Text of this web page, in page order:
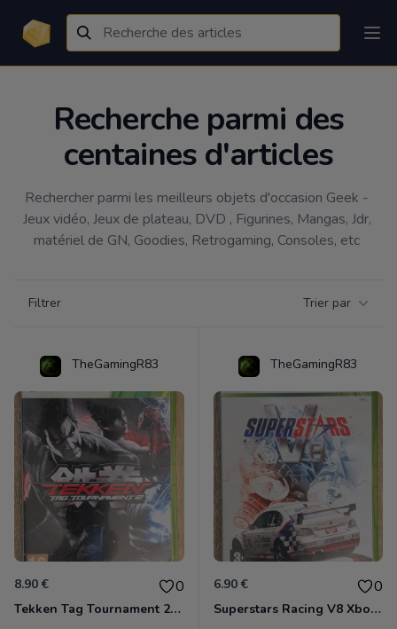
Recherche parmi des
centaines d'articles
Rechercher parmi les meilleurs objets d'occasion Geek -
Jeux vidéo, Jeux de plateau, DVD , Figurines, Mangas, Jdr,
matériel de GN, Goodies, Retrogaming, Consoles, etc
Filtrer Trier par
TheGamingR83
8.90 € 0
Tekken Tag Tournament 2 Xbox 360
TheGamingR83
6.90 € 0
Superstars Racing V8 Xbox 360